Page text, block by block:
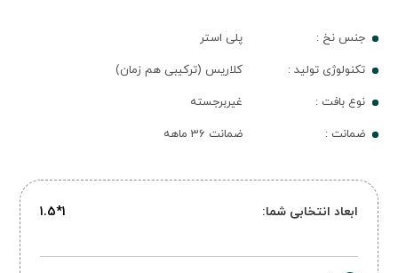
جنس نخ :
پلی استر
تکنولوژی تولید :
کلاریس (ترکیبی هم زمان)
نوع بافت :
غیربرجسته
ضمانت :
ضمانت 36 ماهه
ابعاد انتخابی شما: 1*1.5